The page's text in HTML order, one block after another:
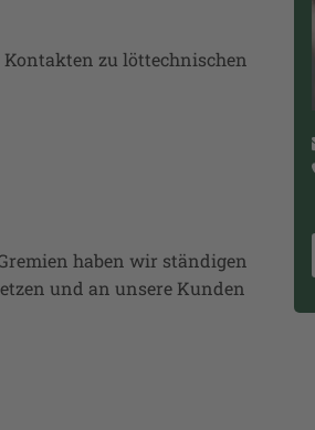
zu löttechnischen
haben wir ständigen
und an unsere Kunden